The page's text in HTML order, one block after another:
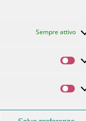
Sempre attivo